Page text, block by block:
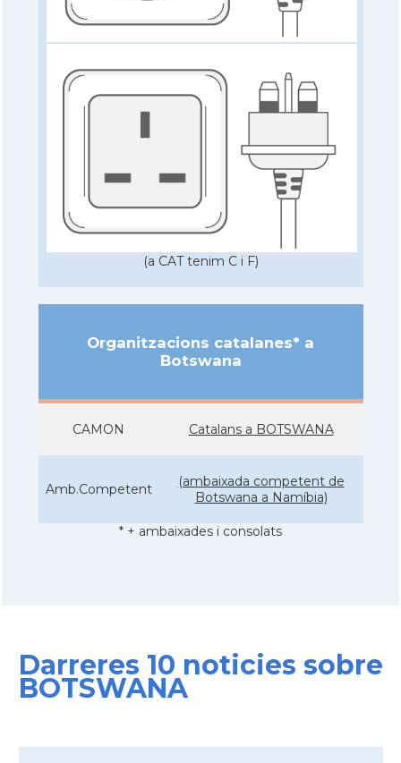
(a CAT tenim C i F)
Organitzacions catalanes* a
Botswana
CAMON Catalans a BOTSWANA
Amb.Competent
(ambaixada competent de
Botswana a Namíbia)
* + ambaixades i consolats
Darreres 10 noticies sobre
BOTSWANA